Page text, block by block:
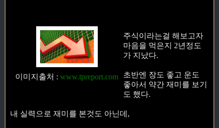
이미지출처 : www.tpreport.com
주식이라는걸 해보고자
마음을 먹은지 2년정도
가 지났다.
초반엔 장도 좋고 운도
좋아서 약간 재미를 보기
도 했다.
내 실력으로 재미를 본것도 아닌데,